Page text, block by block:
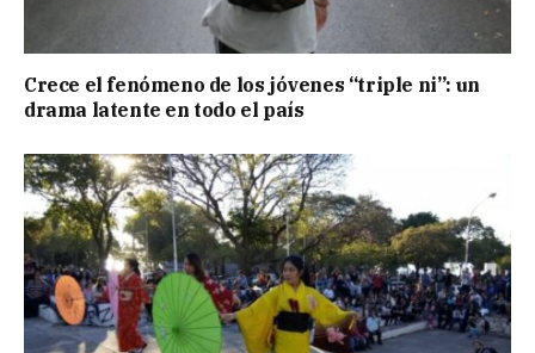
Crece el fenómeno de los jóvenes “triple ni”: un
drama latente en todo el país